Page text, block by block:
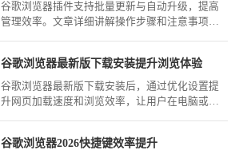
谷歌浏览器插件支持批量更新与自动升级，提高
管理效率。文章详细讲解操作步骤和注意事项，
谷歌浏览器最新版下载安装提升浏览体验
谷歌浏览器最新版下载安装后，通过优化设置提
升网页加载速度和浏览效率，让用户在电脑或手
谷歌浏览器2026快捷键效率提升